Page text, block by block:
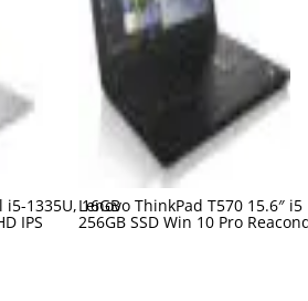
i5-1335U, 16GB
IPS
Lenovo ThinkPad T570 15.6″ i5
256GB SSD Win 10 Pro